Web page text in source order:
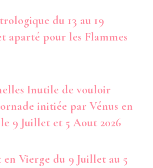
du 13 au 19
aparté pour les Flammes
Inutile de vouloir
initiée par Vénus en
9 Juillet et 5 Aout 2026
Vierge du 9 Juillet au 5